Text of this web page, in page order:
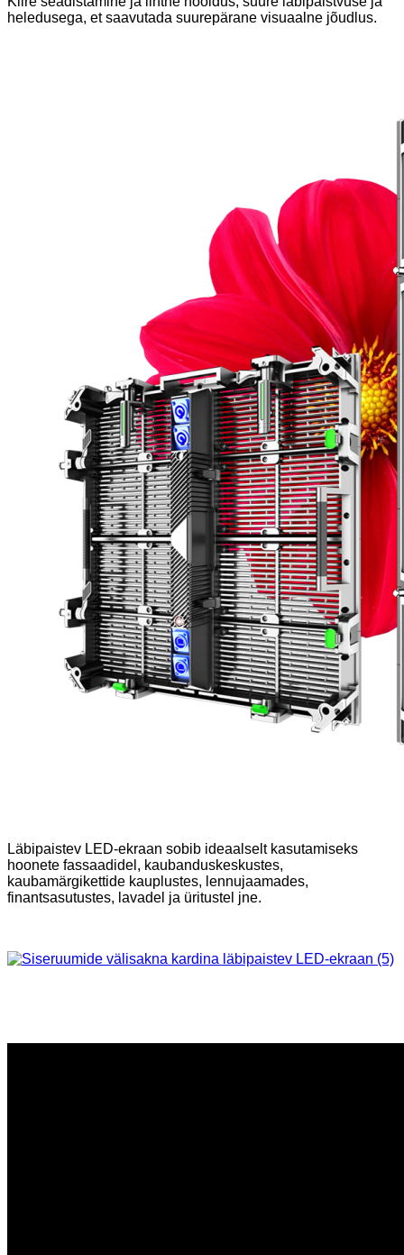
heledusega, et saavutada suurepärane visuaalne jõudlus.
Läbipaistev LED-ekraan sobib ideaalselt kasutamiseks
hoonete fassaadidel, kaubanduskeskustes,
kaubamärgikettide kauplustes, lennujaamades,
finantsasutustes, lavadel ja üritustel jne.